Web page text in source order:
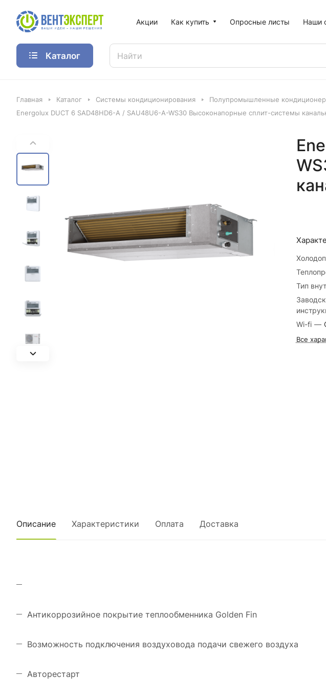
Акции Как купить Опросные листы Наши
Каталог
Главная Каталог Системы кондиционирования
Полупромышленные
Energolux DUCT 6 SAD48HD6-A / SAU48U6-A-WS30 Высоконапорные сплит-системы
Тип
Wi-fi —
Все
Описание Характеристики Оплата Доставка
Антикоррозийное покрытие теплообменника Golden Fin
Возможность подключения воздуховода подачи свежего воздуха
Авторестарт